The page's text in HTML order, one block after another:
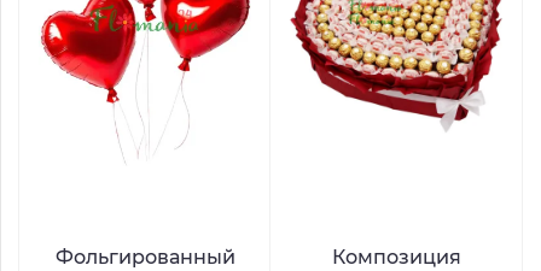
Фольгированный
Композиция